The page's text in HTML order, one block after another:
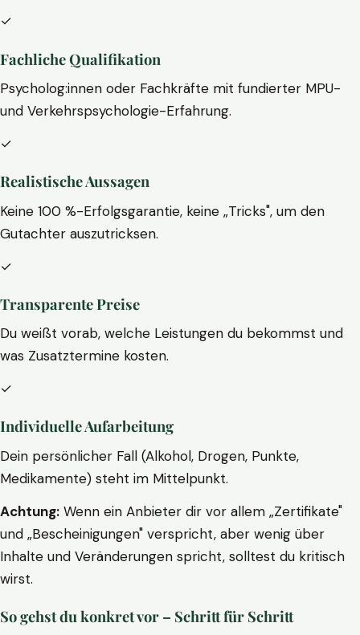
✓
Fachliche Qualifikation
Psycholog:innen oder Fachkräfte mit fundierter MPU-
und Verkehrspsychologie-Erfahrung.
✓
Realistische Aussagen
Keine 100 %-Erfolgsgarantie, keine „Tricks", um den
Gutachter auszutricksen.
✓
Transparente Preise
Du weißt vorab, welche Leistungen du bekommst und
was Zusatztermine kosten.
✓
Individuelle Aufarbeitung
Dein persönlicher Fall (Alkohol, Drogen, Punkte,
Medikamente) steht im Mittelpunkt.
Achtung: Wenn ein Anbieter dir vor allem „Zertifikate"
und „Bescheinigungen" verspricht, aber wenig über
Inhalte und Veränderungen spricht, solltest du kritisch
wirst.
So gehst du konkret vor – Schritt für Schritt